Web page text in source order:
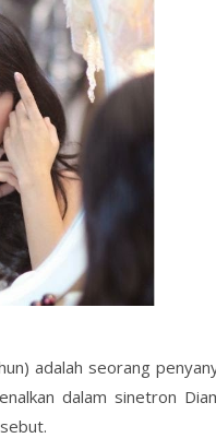
adalah seorang
dalam sinetron